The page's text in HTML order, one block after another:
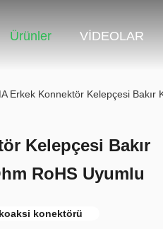
Ürünler VİDEOLAR
Erkek Konnektör Kelepçesi
Kelepçesi Bakır
RoHS Uyumlu
konektörü